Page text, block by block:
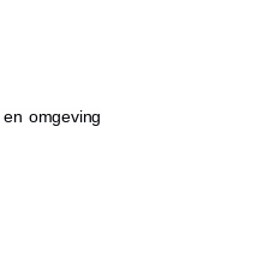
omgeving